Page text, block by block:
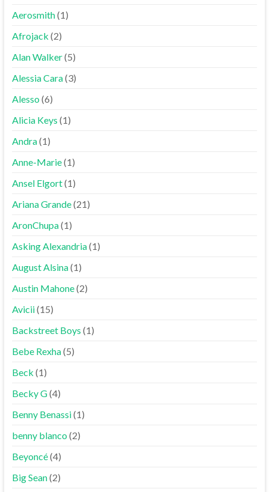
Aerosmith(1)
Afrojack (2)
Alan Walker(5)
Alessia Cara(3)
Alesso(6)
Alicia Keys (1)
Andra(1)
Anne-Marie(1)
Ansel Elgort(1)
Ariana Grande(21)
AronChupa(1)
Asking Alexandria(1)
August Alsina(1)
Austin Mahone(2)
Avicii(15)
Backstreet Boys (1)
Bebe Rexha(5)
Beck (1)
Becky G(4)
Benny Benassi(1)
benny blanco(2)
Beyoncé(4)
Big Sean(2)